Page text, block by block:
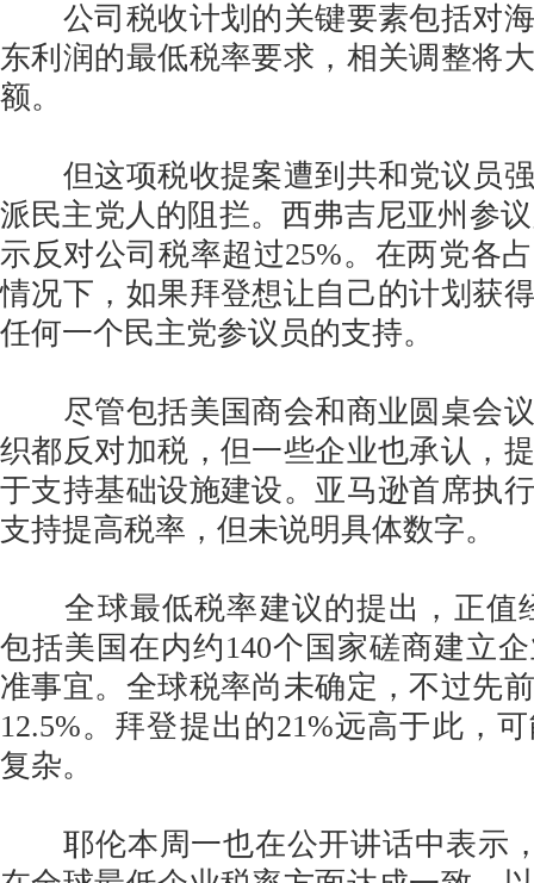
公司税收计划的关键要素包括对海
东利润的最低税率要求，相关调整将
额。
但这项税收提案遭到共和党议员强
派民主党人的阻拦。西弗吉尼亚州参议
示反对公司税率超过25%。在两党各
情况下，如果拜登想让自己的计划获
任何一个民主党参议员的支持。
尽管包括美国商会和商业圆桌会议
织都反对加税，但一些企业也承认，
于支持基础设施建设。亚马逊首席执
支持提高税率，但未说明具体数字。
全球最低税率建议的提出，正值
包括美国在内约140个国家磋商建立
准事宜。全球税率尚未确定，不过先
12.5%。拜登提出的21%远高于此，
复杂。
耶伦本周一也在公开讲话中表示，